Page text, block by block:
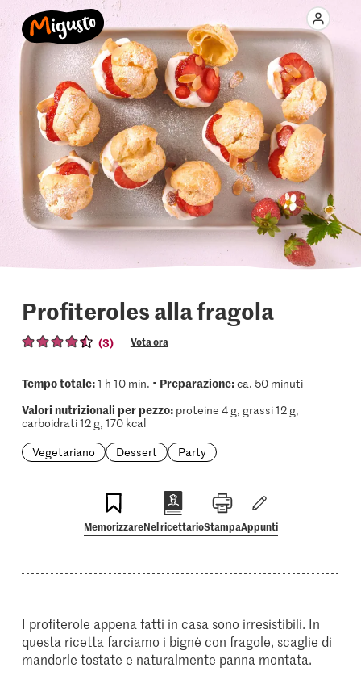
Profiteroles alla fragola
(3) Vota ora
Tempo totale:1 h 10 min. • Preparazione:ca. 50 minuti
Valori nutrizionali per pezzo:proteine 4 g, grassi 12 g,
carboidrati 12 g, 170 kcal
Vegetariano
Dessert Party
MemorizzareNel ricettarioStampaAppunti
I profiterole appena fatti in casa sono irresistibili. In
questa ricetta farciamo i bignè con fragole, scaglie di
mandorle tostate e naturalmente panna montata.